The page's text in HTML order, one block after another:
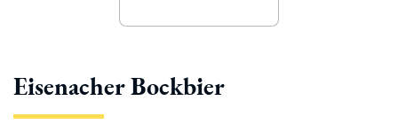
Eisenacher Bockbier